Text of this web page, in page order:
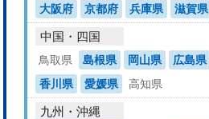
大阪府 京都府 兵庫県 滋賀県
中国・四国
鳥取県 島根県 岡山県 広島県
香川県
愛媛県 高知県
九州・沖縄